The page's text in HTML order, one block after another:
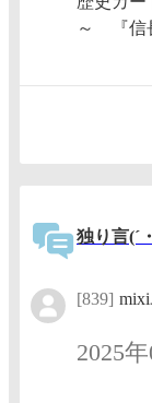
～ 『信
独り言(´
[839]
2025